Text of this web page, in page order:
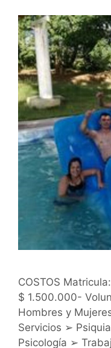
COSTOS
$ 1.500.000-
Hombres y
Servicios ➢
Psicología ➢